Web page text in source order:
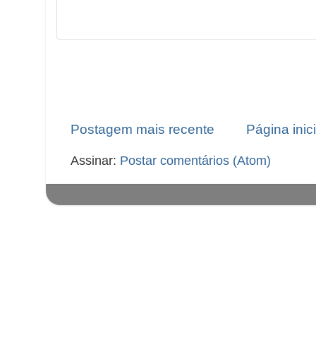
Postagem mais recente Página
Assinar: Postar comentários (Atom)